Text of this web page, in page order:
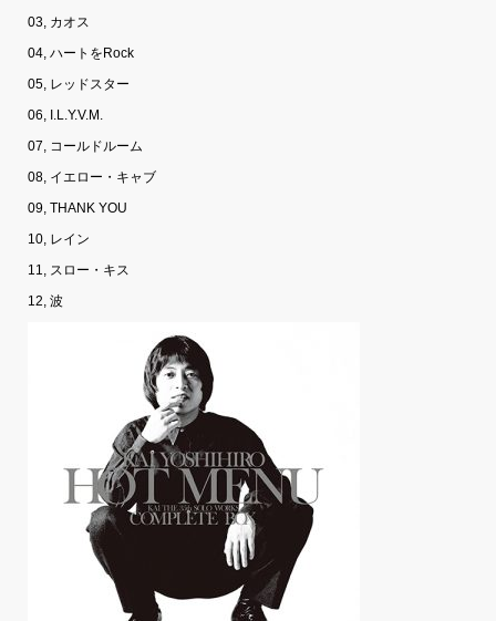
03, カオス
04, ハートをRock
05, レッドスター
06, I.L.Y.V.M.
07, コールドルーム
08, イエロー・キャブ
09, THANK YOU
10, レイン
11, スロー・キス
12, 波